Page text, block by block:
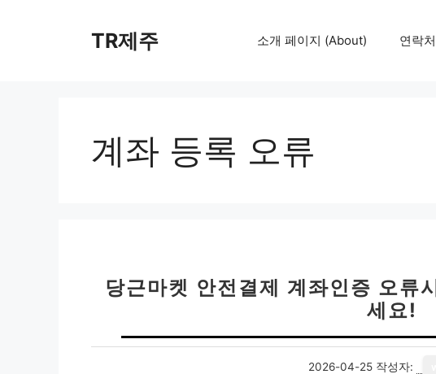
TR제주 소개 페이지 (About) 연락
계좌 등록 오류
당근마켓 안전결제 계좌인증 오류
세요!
2026-04-25 작성자: